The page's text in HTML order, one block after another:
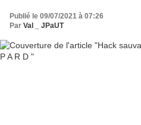
Publié le 09/07/2021 à 07:26
Par Val _ JPaUT